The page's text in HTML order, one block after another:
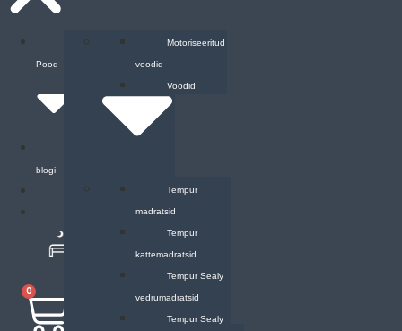
Pood
Motoriseeritud
voodid
Voodid
MadratsidTempur
madratsid
Tempur
kattemadratsid
Tempur Sealy
vedrumadratsid
Tempur Sealy
blogi
KKK
0